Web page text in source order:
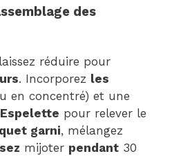
des
réduire pour
. Incorporez les
en concentré) et une
pour relever le
garni, mélangez
mijoter pendant 30